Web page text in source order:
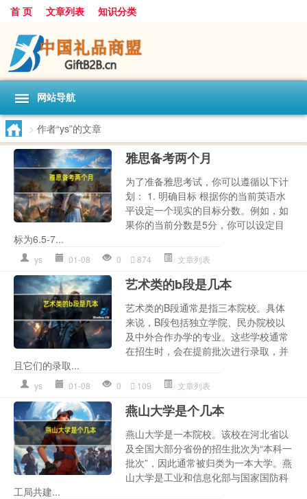
首 页 文章列表 知识分类
网站导航
> 作者“ys”的文章
雅思备考两个月
为了准备雅思考试，你可以遵循以下计
划： 1. 明确目标 根据你的当前英语水
平设定一个现实的目标分数。例如，如
果你的当前分数是5分，你可以设定目
标为6.5-7...
ys 01-08 0 874 文章列表
艺术类的b段是几本
艺术类的B段通常是指三本院校。具体
来说，B段包括独立学院、民办院校以
及中外合作办学的专业。这些学校通常
在招生时，会在提前批次进行录取，并
且它们的录取...
ys 01-08 0 109 文章列表
燕山大学是个几本
燕山大学是一本院校。该校在河北省以
及全国大部分省份的招生批次为“本科一
批次”，因此通常被归类为一本大学。燕
山大学是工业和信息化部与国家国防科
工局共建...